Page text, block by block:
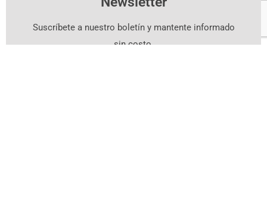
Suscríbete a nuestro boletín y mantente informado
sin costo.